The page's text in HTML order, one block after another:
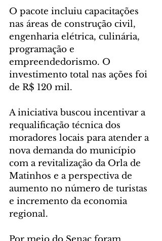
O pacote incluiu capacitações
nas áreas de construção civil,
engenharia elétrica, culinária,
programação e
empreendedorismo. O
investimento total nas ações foi
de R$ 120 mil.
A iniciativa buscou incentivar a
requalificação técnica dos
moradores locais para atender a
nova demanda do município
com a revitalização da Orla de
Matinhos e a perspectiva de
aumento no número de turistas
e incremento da economia
regional.